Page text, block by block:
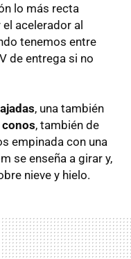
lo más recta
acelerador al
tenemos entre
de entrega si no
, una también
, también de
empinada con una
se enseña a girar y,
nieve y hielo.